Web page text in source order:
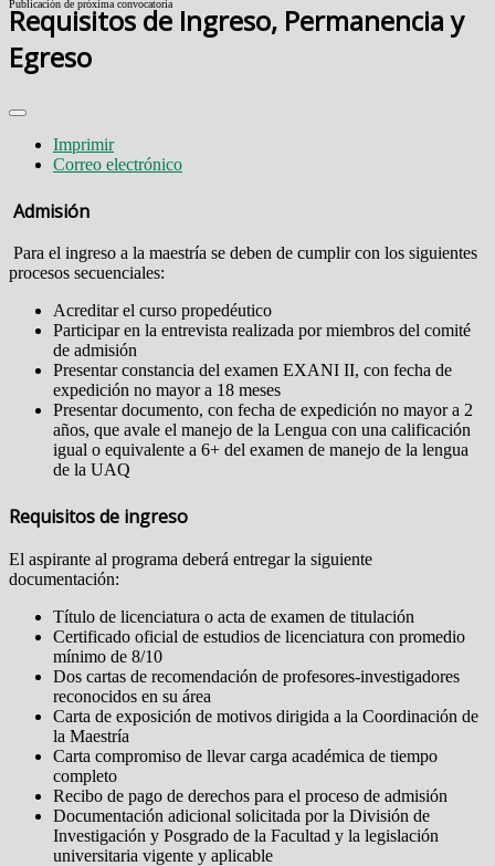
Publicación de próxima convocatoria
Requisitos de Ingreso, Permanencia y
Egreso
Imprimir
Correo electrónico
Admisión
Para el ingreso a la maestría se deben de cumplir con los siguientes
procesos secuenciales:
Acreditar el curso propedéutico
Participar en la entrevista realizada por miembros del comité
de admisión
Presentar constancia del examen EXANI II, con fecha de
expedición no mayor a 18 meses
Presentar documento, con fecha de expedición no mayor a 2
años, que avale el manejo de la Lengua con una calificación
igual o equivalente a 6+ del examen de manejo de la lengua
de la UAQ
Requisitos de ingreso
El aspirante al programa deberá entregar la siguiente
documentación:
Título de licenciatura o acta de examen de titulación
Certificado oficial de estudios de licenciatura con promedio
mínimo de 8/10
Dos cartas de recomendación de profesores-investigadores
reconocidos en su área
Carta de exposición de motivos dirigida a la Coordinación de
la Maestría
Carta compromiso de llevar carga académica de tiempo
completo
Recibo de pago de derechos para el proceso de admisión
Documentación adicional solicitada por la División de
Investigación y Posgrado de la Facultad y la legislación
universitaria vigente y aplicable